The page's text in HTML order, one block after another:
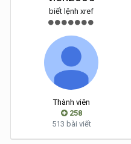
biết lệnh xref
Thành viên
258
513 bài viết